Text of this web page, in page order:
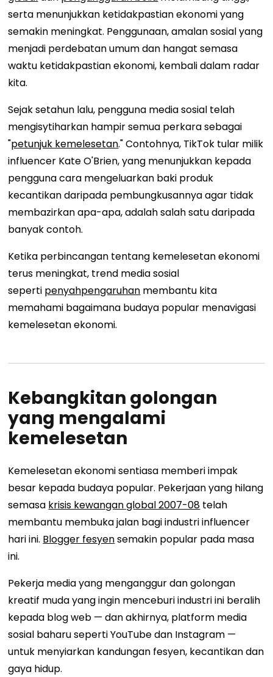
serta menunjukkan ketidakpastian ekonomi yang
semakin meningkat. Penggunaan, amalan sosial yang
menjadi perdebatan umum dan hangat semasa
waktu ketidakpastian ekonomi, kembali dalam radar
kita.
Sejak setahun lalu, pengguna media sosial telah
mengisytiharkan hampir semua perkara sebagai
"petunjuk kemelesetan." Contohnya, TikTok tular milik
influencer Kate O'Brien, yang menunjukkan kepada
pengguna cara mengeluarkan baki produk
kecantikan daripada pembungkusannya agar tidak
membazirkan apa-apa, adalah salah satu daripada
banyak contoh.
Ketika perbincangan tentang kemelesetan ekonomi
terus meningkat, trend media sosial
seperti penyahpengaruhan membantu kita
memahami bagaimana budaya popular menavigasi
kemelesetan ekonomi.
Kebangkitan golongan
yang mengalami
kemelesetan
Kemelesetan ekonomi sentiasa memberi impak
besar kepada budaya popular. Pekerjaan yang hilang
semasa krisis kewangan global 2007-08 telah
membantu membuka jalan bagi industri influencer
hari ini. Blogger fesyensemakin popular pada masa
ini.
Pekerja media yang menganggur dan golongan
kreatif muda yang ingin menceburi industri ini beralih
kepada blog web — dan akhirnya, platform media
sosial baharu seperti YouTube dan Instagram —
untuk menyiarkan kandungan fesyen, kecantikan dan
gaya hidup.